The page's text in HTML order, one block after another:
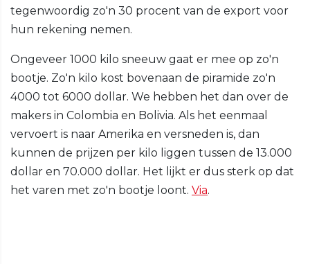
tegenwoordig zo'n 30 procent van de export voor
hun rekening nemen.
Ongeveer 1000 kilo sneeuw gaat er mee op zo'n
bootje. Zo'n kilo kost bovenaan de piramide zo'n
4000 tot 6000 dollar. We hebben het dan over de
makers in Colombia en Bolivia. Als het eenmaal
vervoert is naar Amerika en versneden is, dan
kunnen de prijzen per kilo liggen tussen de 13.000
dollar en 70.000 dollar. Het lijkt er dus sterk op dat
het varen met zo'n bootje loont. Via.